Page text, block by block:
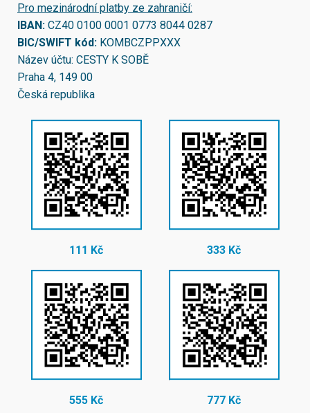
Pro mezinárodní platby ze zahraničí:
IBAN: CZ40 0100 0001 0773 8044 0287
BIC/SWIFT kód: KOMBCZPPXXX
Název účtu: CESTY K SOBĚ
Praha 4, 149 00
Česká republika
111 Kč 333 Kč
555 Kč 777 Kč